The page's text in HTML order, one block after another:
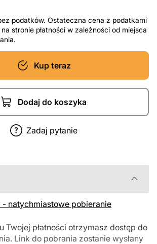
podatków. Ostateczna cena z podatkami
stronie płatności w zależności od miejsca
Kup teraz
Dodaj do koszyka
Zadaj pytanie
natychmiastowe pobieranie
Twojej płatności otrzymasz dostęp do
Link do pobrania zostanie wysłany